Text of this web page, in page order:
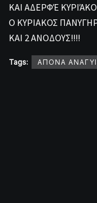
ΚΑΙ ΑΔΕΡΦΈ
Ο ΚΥΡΙΑΚΟΣ
ΚΑΙ 2 ΑΝΟΔΟΥΣ!!!!
Tags: ΑΠΟΝΑ